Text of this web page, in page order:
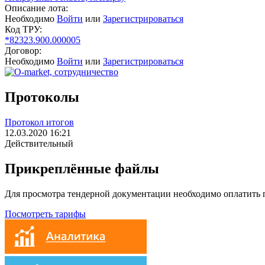
Описание лота:
Необходимо Войти или Зарегистрироваться
Код ТРУ:
*82323.900.000005
Договор:
Необходимо Войти или Зарегистрироваться
Протоколы
Протокол итогов
12.03.2020 16:21
Действительный
Прикреплённые файлы
Для просмотра тендерной документации необходимо оплатить
Посмотреть тарифы